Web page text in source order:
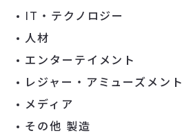
IT・テクノロジー
人材
エンターテイメント
レジャー・アミューズメント
メディア
その他 製造